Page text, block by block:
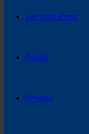
კალათბურთი
რაგბი
ბლოგი